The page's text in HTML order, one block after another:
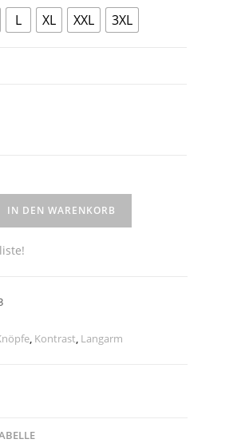
L XL XXL 3XL
IN DEN WARENKORB
, Kontrast, Langarm